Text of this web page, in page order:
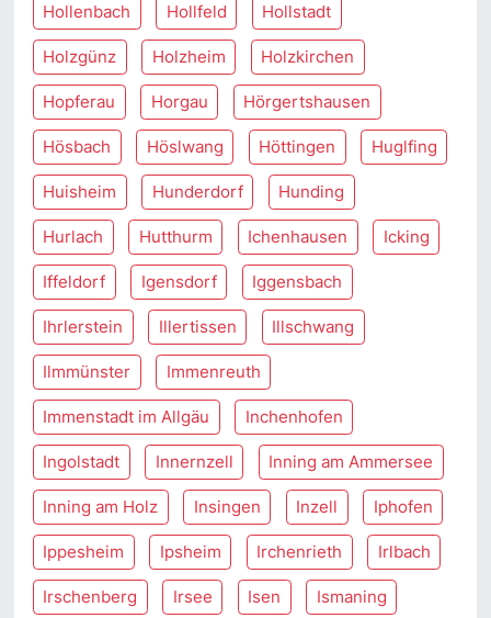
Hollenbach Hollfeld Hollstadt
Holzgünz Holzheim Holzkirchen
Hopferau Horgau Hörgertshausen
Hösbach Höslwang Höttingen Huglfing
Huisheim Hunderdorf Hunding
Hurlach Hutthurm Ichenhausen Icking
Iffeldorf Igensdorf Iggensbach
Ihrlerstein Illertissen Illschwang
Ilmmünster Immenreuth
Immenstadt im Allgäu Inchenhofen
Ingolstadt Innernzell Inning am Ammersee
Inning am Holz Insingen Inzell Iphofen
Ippesheim Ipsheim Irchenrieth Irlbach
Irschenberg Irsee Isen Ismaning